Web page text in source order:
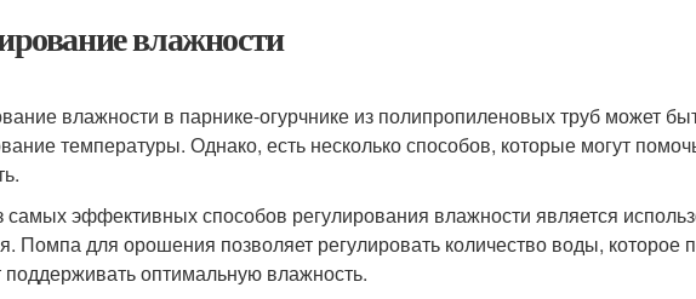
влажности
влажности в парнике-огурчнике из полипропиленовых труб может
температуры. Однако, есть несколько способов, которые могут
эффективных способов регулирования влажности является
Помпа для орошения позволяет регулировать количество воды, которое
поддерживать оптимальную влажность.